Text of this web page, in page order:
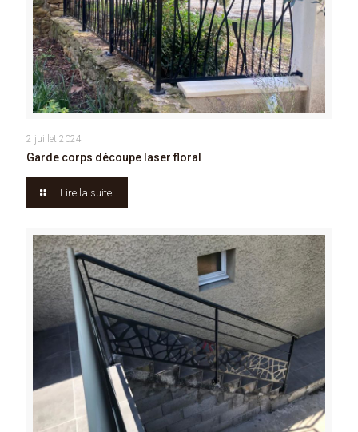
2 juillet 2024
Garde corps découpe laser floral
Lire la suite